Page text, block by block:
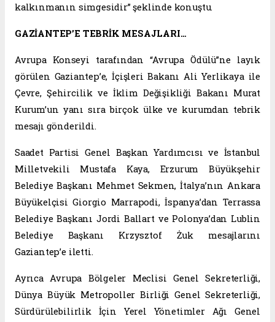
kalkınmanın simgesidir” şeklinde konuştu.
GAZİANTEP’E TEBRİK MESAJLARI…
Avrupa Konseyi tarafından “Avrupa Ödülü”ne layık
görülen Gaziantep’e, İçişleri Bakanı Ali Yerlikaya ile
Çevre, Şehircilik ve İklim Değişikliği Bakanı Murat
Kurum’un yanı sıra birçok ülke ve kurumdan tebrik
mesajı gönderildi.
Saadet Partisi Genel Başkan Yardımcısı ve İstanbul
Milletvekili Mustafa Kaya, Erzurum Büyükşehir
Belediye Başkanı Mehmet Sekmen, İtalya’nın Ankara
Büyükelçisi Giorgio Marrapodi, İspanya’dan Terrassa
Belediye Başkanı Jordi Ballart ve Polonya’dan Lublin
Belediye Başkanı Krzysztof Żuk mesajlarını
Gaziantep’e iletti.
Ayrıca Avrupa Bölgeler Meclisi Genel Sekreterliği,
Dünya Büyük Metropoller Birliği Genel Sekreterliği,
Sürdürülebilirlik İçin Yerel Yönetimler Ağı Genel